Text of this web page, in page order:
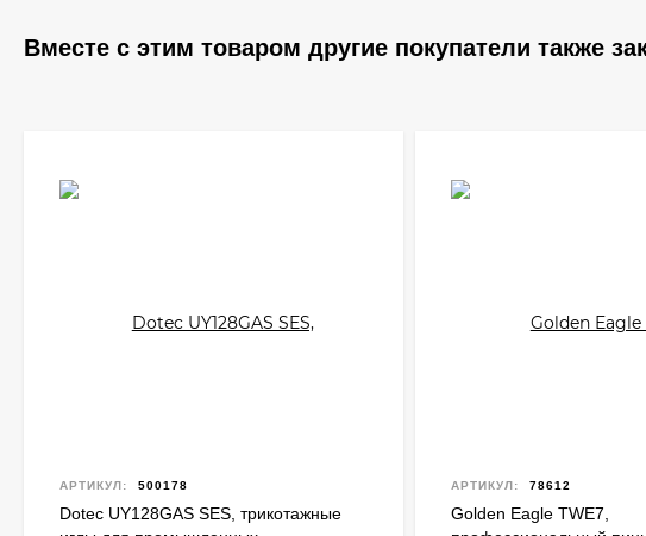
Вместе с этим товаром другие покупатели также
АРТИКУЛ: 500178
Dotec UY128GAS SES, трикотажные
АРТИКУЛ: 78612
Golden Eagle TWE7,